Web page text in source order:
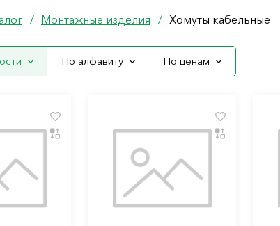
/ Монтажные изделия / Хомуты кабельные
По алфавиту По ценам